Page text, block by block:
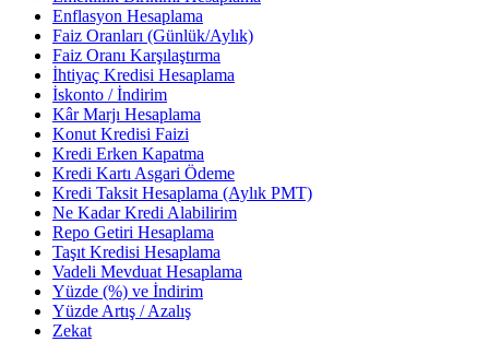
Enflasyon Hesaplama
Faiz Oranları (Günlük/Aylık)
Faiz Oranı Karşılaştırma
İhtiyaç Kredisi Hesaplama
İskonto / İndirim
Kâr Marjı Hesaplama
Konut Kredisi Faizi
Kredi Erken Kapatma
Kredi Kartı Asgari Ödeme
Kredi Taksit Hesaplama (Aylık PMT)
Ne Kadar Kredi Alabilirim
Repo Getiri Hesaplama
Taşıt Kredisi Hesaplama
Vadeli Mevduat Hesaplama
Yüzde (%) ve İndirim
Yüzde Artış / Azalış
Zekat